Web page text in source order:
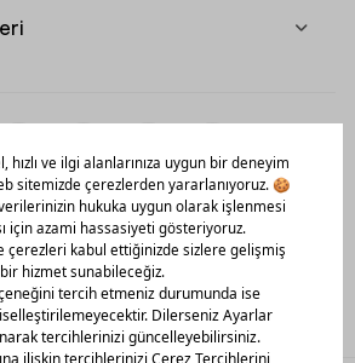
Hemen İndir!